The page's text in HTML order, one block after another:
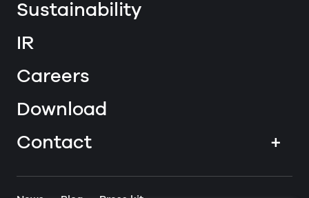
Sustainability
IR
Careers
Download
Contact
+